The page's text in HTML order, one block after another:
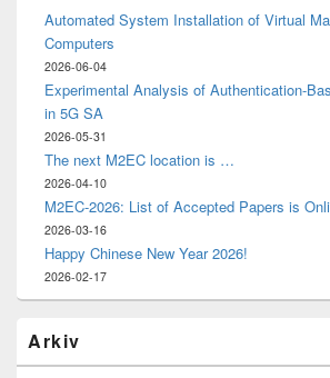
Automated System Installation of Virtual
Computers
2026-06-04
Experimental Analysis of Authentication-
in 5G SA
2026-05-31
The next M2EC location is …
2026-04-10
M2EC-2026: List of Accepted Papers is
2026-03-16
Happy Chinese New Year 2026!
2026-02-17
Arkiv